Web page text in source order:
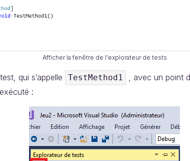
Afficher la fenêtre de l'explorateur de tests
qui s’appelle TestMethod1
, avec un point
: